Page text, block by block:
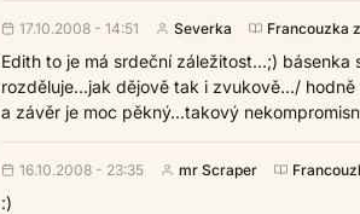
17.10.2008 - 14:51 Severka Francouzka
Edith to je má srdeční záležitost...;)
rozděluje...jak dějově tak i zvukově.../
a závěr je moc pěkný...takový
16.10.2008 - 23:35 mr Scraper
:)